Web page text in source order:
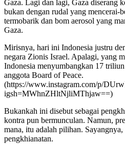
Gaza. Lagi dan lagi, Gaza diserang
bukan dengan rudal yang mencerai-
termobarik dan bom aerosol yang
Gaza.
Mirisnya, hari ini Indonesia justru
negara Zionis Israel. Apalagi, yang
Indonesia menyumbangkan 17
anggota Board of Peace.
(https://www.instagram.com/p/
igsh=MWhnZHltNjliMThjaw==)
Bukankah ini disebut sebagai
kontra pun bermunculan. Namun,
mana, itu adalah pilihan.
pengkhianatan.